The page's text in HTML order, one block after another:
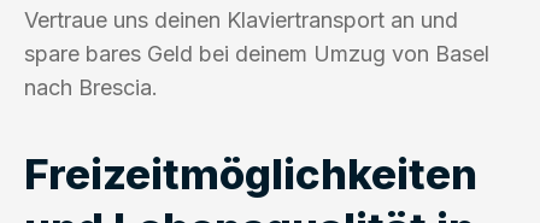
Vertraue uns deinen Klaviertransport an und
spare bares Geld bei deinem Umzug von Basel
nach Brescia.
Freizeitmöglichkeiten